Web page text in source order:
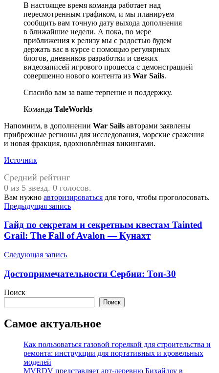
В настоящее время команда работает над
пересмотренным графиком, и мы планируем
сообщить вам точную дату выхода дополнения
в ближайшие недели. А пока, по мере
приближения к релизу мы с радостью будем
держать вас в курсе с помощью регулярных
блогов, дневников разработки и свежих
видеозаписей игрового процесса с демонстрацией
совершенно нового контента из War Sails.
Спасибо вам за ваше терпение и поддержку.
Команда TaleWorlds
Напомним, в дополнении War Sails авторами заявлены
прибрежные регионы для исследования, морские сражения
и новая фракция, вдохновлённая викингами.
Источник
Средний рейтинг
0 из 5 звезд. 0 голосов.
Вам нужно авторизироваться для того, чтобы проголосовать.
Навигация
по
записям
Предыдущая запись
Гайд по секретам и секретным квестам Tainted
Grail: The Fall of Avalon — Кунахт
Следующая запись
Достопримечательности Сербии: Топ-30
Поиск
Поиск
Самое актуальное
Как пользоваться газовой горелкой для строительства и
ремонта: инструкции для портативных и кровельных
моделей
MVRDV представляет арт-деревню Бихайлоу в